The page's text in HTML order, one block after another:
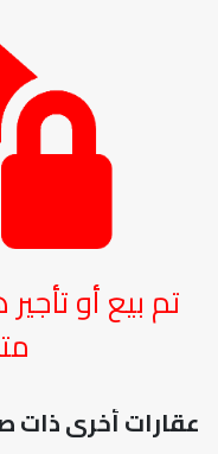
تم بيع أو تأجير
عقارات أخرى ذات